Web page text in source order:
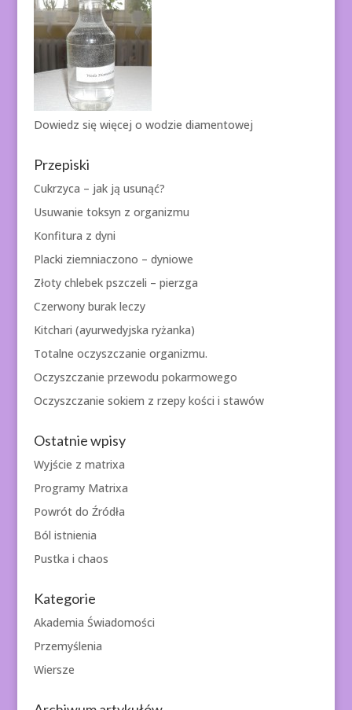
Dowiedz się więcej o wodzie diamentowej
Przepiski
Cukrzyca – jak ją usunąć?
Usuwanie toksyn z organizmu
Konfitura z dyni
Placki ziemniaczono – dyniowe
Złoty chlebek pszczeli – pierzga
Czerwony burak leczy
Kitchari (ayurwedyjska ryżanka)
Totalne oczyszczanie organizmu.
Oczyszczanie przewodu pokarmowego
Oczyszczanie sokiem z rzepy kości i stawów
Ostatnie wpisy
Wyjście z matrixa
Programy Matrixa
Powrót do Źródła
Ból istnienia
Pustka i chaos
Kategorie
Akademia Świadomości
Przemyślenia
Wiersze